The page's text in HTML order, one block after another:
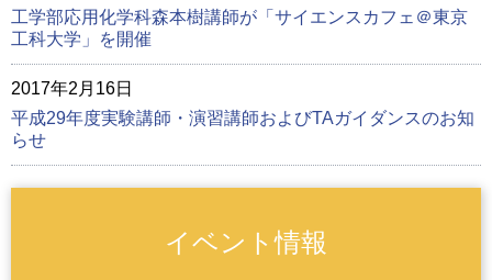
工学部応用化学科森本樹講師が「サイエンスカフェ＠東京
工科大学」を開催
2017年2月16日
平成29年度実験講師・演習講師およびTAガイダンスのお知
らせ
イベント情報